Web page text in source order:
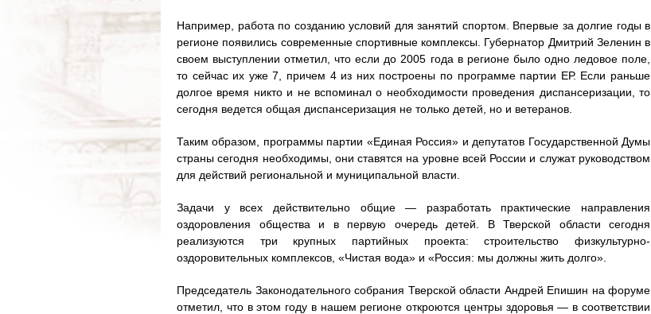
Например, работа по созданию условий для занятий спортом. Впервые за долгие годы в
регионе появились современные спортивные комплексы. Губернатор Дмитрий Зеленин в
своем выступлении отметил, что если до 2005 года в регионе было одно ледовое поле,
то сейчас их уже 7, причем 4 из них построены по программе партии ЕР. Если раньше
долгое время никто и не вспоминал о необходимости проведения диспансеризации, то
сегодня ведется общая диспансеризация не только детей, но и ветеранов.
Таким образом, программы партии «Единая Россия» и депутатов Государственной Думы
страны сегодня необходимы, они ставятся на уровне всей России и служат руководством
для действий региональной и муниципальной власти.
Задачи у всех действительно общие — разработать практические направления
оздоровления общества и в первую очередь детей. В Тверской области сегодня
реализуются три крупных партийных проекта: строительство физкультурно-
оздоровительных комплексов, «Чистая вода» и «Россия: мы должны жить долго».
Председатель Законодательного собрания Тверской области Андрей Епишин на форуме
отметил, что в этом году в нашем регионе откроются центры здоровья — в соответствии